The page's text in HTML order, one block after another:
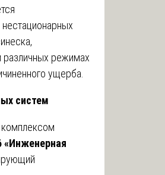
различных режимах
ущерба.
систем
комплексом
«Инженерная